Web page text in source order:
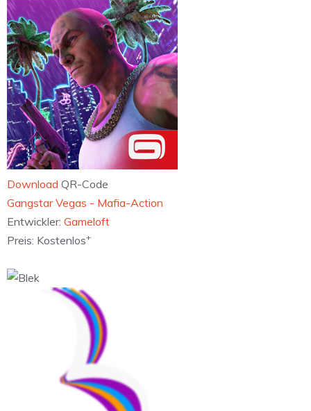
Download QR-Code
‎Gangstar Vegas - Mafia-Action
Entwickler: Gameloft
Preis: Kostenlos+